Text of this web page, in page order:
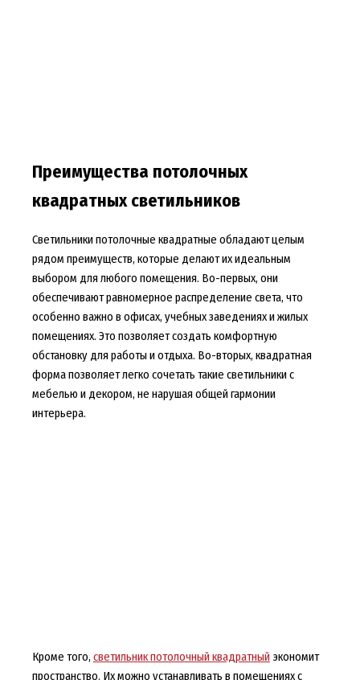
Преимущества потолочных
квадратных светильников
Светильники потолочные квадратные обладают целым
рядом преимуществ, которые делают их идеальным
выбором для любого помещения. Во-первых, они
обеспечивают равномерное распределение света, что
особенно важно в офисах, учебных заведениях и жилых
помещениях. Это позволяет создать комфортную
обстановку для работы и отдыха. Во-вторых, квадратная
форма позволяет легко сочетать такие светильники с
мебелью и декором, не нарушая общей гармонии
интерьера.
Кроме того, светильник потолочный квадратный экономит
пространство. Их можно устанавливать в помещениях с